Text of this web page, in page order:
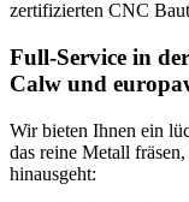
zertifizierten CNC
Full-Service in
Calw und
Wir bieten Ihnen ein
das reine Metall
hinausgeht: